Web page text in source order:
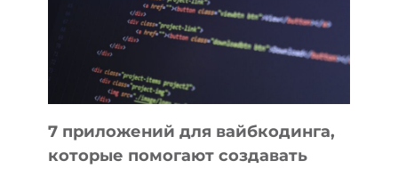
РАБОТЫ
7 приложений для вайбкодинга,
которые помогают создавать